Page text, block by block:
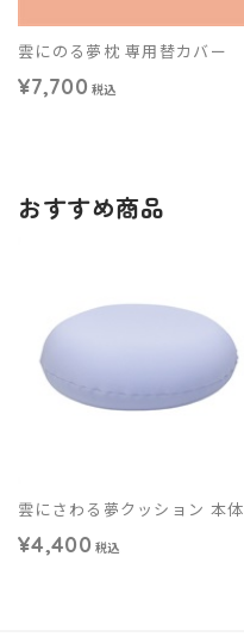
雲にのる夢枕 専用替カバー
¥7,700 税込
おすすめ商品
雲にさわる夢クッション 本体
¥4,400 税込